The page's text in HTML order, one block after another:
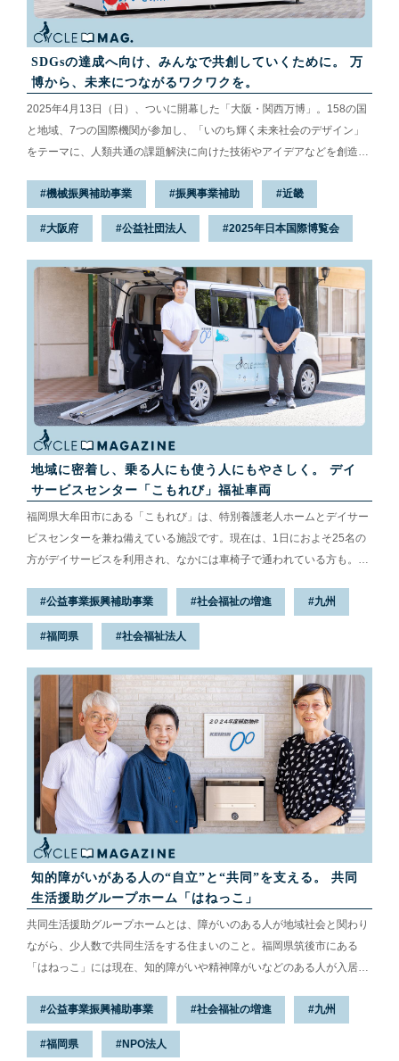
SDGsの達成へ向け、みんなで共創していくために。 万
博から、未来につながるワクワクを。
2025年4月13日（日）、ついに開幕した「大阪・関西万博」。158の国
と地域、7つの国際機関が参加し、「いのち輝く未来社会のデザイン」
をテーマに、人類共通の課題解決に向けた技術やアイデアなどを創造・
トレースの補助事業が関わっています。今回は、国内・海外から集まっ
た来場者でにぎわう万博を訪ね、「TEAM EXPO 2025」プログラムイベ
ントの様子や担当者の想いを伺ってきました。
機械振興補助事業 振興事業補助 近畿
大阪府 公益社団法人 2025年日本国際博覧会
地域に密着し、乗る人にも使う人にもやさしく。 デイ
サービスセンター「こもれび」福祉車両
福岡県大牟田市にある「こもれび」は、特別養護老人ホームとデイサー
ビスセンターを兼ね備えている施設です。現在は、1日におよそ25名の
方がデイサービスを利用され、なかには車椅子で通われている方も。そ
式車椅子仕様の車両です。「こもれび」では、この車両に課題を抱えて
いました。導入の背景にどんな課題があったのか、施設を運営する社会
福祉法人それいゆの井上卓さんと小西裕司さんにお話を伺いました。
公益事業振興補助事業 社会福祉の増進 九州
福岡県 社会福祉法人
知的障がいがある人の“自立”と“共同”を支える。 共同
生活援助グループホーム「はねっこ」
共同生活援助グループホームとは、障がいのある人が地域社会と関わり
ながら、少人数で共同生活をする住まいのこと。福岡県筑後市にある
「はねっこ」には現在、知的障がいや精神障がいなどのある人が入居
生活を送っています。「はねっこ」がどのような施設で、どんな思いが
込められているのか。そして、入居者たちはどんな暮らしをしているの
かについてお伺いしてきました。
公益事業振興補助事業 社会福祉の増進 九州
福岡県 NPO法人